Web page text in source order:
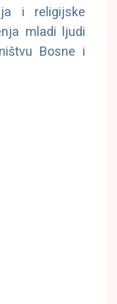
i religijske
mladi ljudi
Bosne i